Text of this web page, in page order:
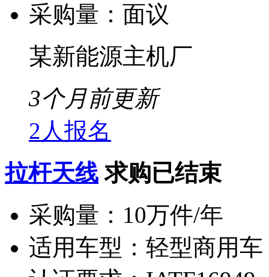
采购量： 面议
某新能源主机厂
3个月前更新
2人报名
拉杆天线 求购已结束
采购量： 10万件/年
适用车型： 轻型商用